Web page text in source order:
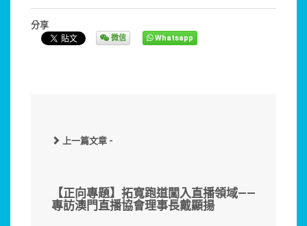
分享
微信 Whatsapp
上一篇文章 -
【正向專題】拓寬跑道闖入直播領域——
專訪澳門直播協會理事長戴顯揚